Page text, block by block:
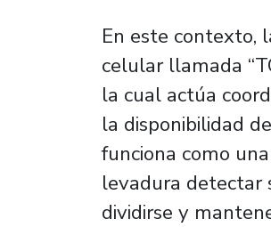
En este contexto,
celular llamada
la cual actúa
la disponibilidad
funciona como
levadura detectar
dividirse y